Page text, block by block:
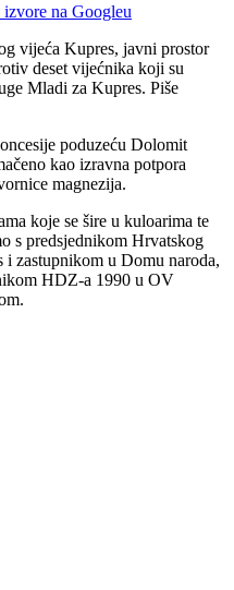
na Googleu
vijeća Kupres, javni prostor
deset vijećnika koji su
Mladi za Kupres. Piše
poduzeću Dolomit
kao izravna potpora
magnezija.
koje se šire u kuloarima te
s predsjednikom Hrvatskog
zastupnikom u Domu naroda,
HDZ-a 1990 u OV